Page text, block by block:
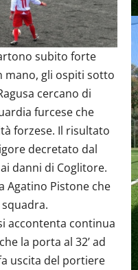
subito forte
mano, gli ospiti sotto
cercano di
furcese che
forzese. Il risultato
decretato dal
danni di Coglitore.
Agatino Pistone che
accontenta continua
la porta al 32’ ad
uscita del portiere